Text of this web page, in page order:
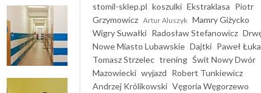
stomil-sklep.pl koszulki Ekstraklasa Piotr
Grzymowicz Artur Aluszyk Mamry Giżycko
Wigry Suwałki Radosław Stefanowicz
Nowe Miasto Lubawskie Dajtki Paweł
Tomasz Strzelec trening Świt Nowy Dwór
Mazowiecki wyjazd Robert Tunkiewicz
Andrzej Królikowski Vęgoria Węgorzewo